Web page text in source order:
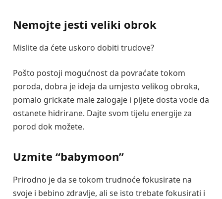
Nemojte jesti veliki obrok
Mislite da ćete uskoro dobiti trudove?
Pošto postoji mogućnost da povraćate tokom
poroda, dobra je ideja da umjesto velikog obroka,
pomalo grickate male zalogaje i pijete dosta vode da
ostanete hidrirane. Dajte svom tijelu energije za
porod dok možete.
Uzmite “babymoon”
Prirodno je da se tokom trudnoće fokusirate na
svoje i bebino zdravlje, ali se isto trebate fokusirati i